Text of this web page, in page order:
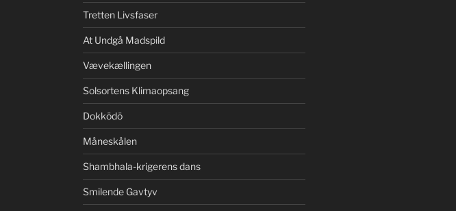
Tretten Livsfaser
At Undgå Madspild
Vævekællingen
Solsortens Klimaopsang
Dokkōdō
Måneskålen
Shambhala-krigerens dans
Smilende Gavtyv